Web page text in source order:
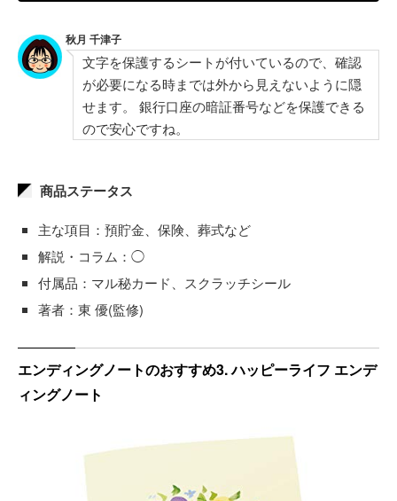
秋月 千津子
文字を保護するシートが付いているので、確認
が必要になる時までは外から見えないように隠
せます。 銀行口座の暗証番号などを保護できる
ので安心ですね。
商品ステータス
主な項目：預貯金、保険、葬式など
解説・コラム：◯
付属品：マル秘カード、スクラッチシール
著者：東 優(監修)
エンディングノートのおすすめ3. ハッピーライフ エンデ
ィングノート